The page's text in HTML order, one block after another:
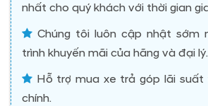
nhất cho quý khách với thời gian
Chúng tôi luôn cập nhật sớm
trình khuyến mãi của hãng và đại lý.
Hỗ trợ mua xe trả góp lãi
chính.